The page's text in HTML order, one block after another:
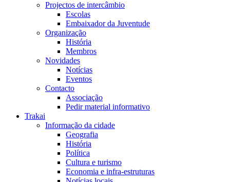
Projectos de intercâmbio
Escolas
Embaixador da Juventude
Organização
História
Membros
Novidades
Notícias
Eventos
Contacto
Associação
Pedir material informativo
Trakai
Informação da cidade
Geografia
História
Política
Cultura e turismo
Economia e infra-estruturas